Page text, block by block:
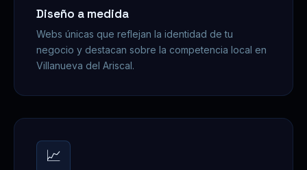
Diseño a medida
Webs únicas que reflejan la identidad de tu
negocio y destacan sobre la competencia local en
Villanueva del Ariscal.
📈